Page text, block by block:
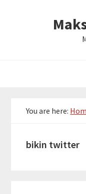
You are here:
bikin twitter